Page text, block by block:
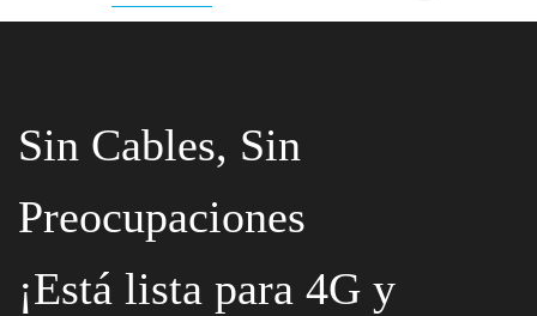
Sin Cables, Sin
Preocupaciones
¡Está lista para 4G y